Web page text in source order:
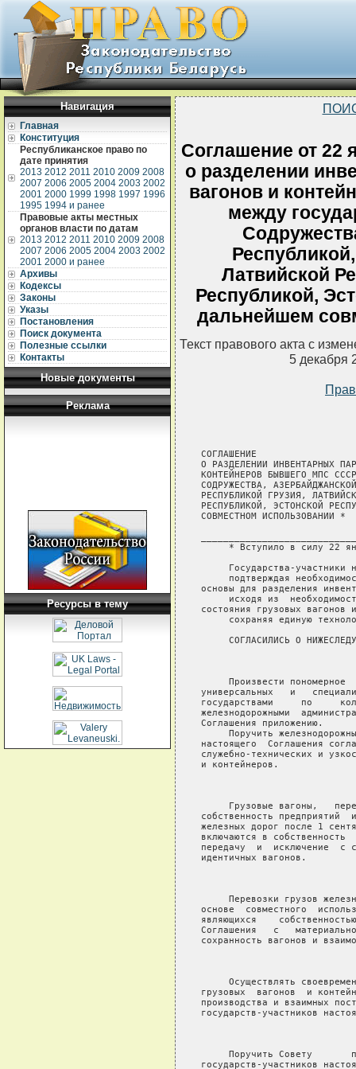
Навигация
Главная
Конституция
Республиканское право по
дате принятия
2013 2012 2011 2010 2009 2008
2007 2006 2005 2004 2003 2002
2001 2000 1999 1998 1997 1996
1995 1994 и ранее
Правовые акты местных
органов власти по датам
2013 2012 2011 2010 2009 2008
2007 2006 2005 2004 2003 2002
2001 2000 и ранее
Архивы
Кодексы
Законы
Указы
Постановления
Поиск документа
Полезные ссылки
Контакты
Новые документы
Реклама
Ресурсы в тему
Соглашение от 22
о разделении
вагонов и
между
Латвийской
Республикой,
дальнейшем
Текст правового акта с
5 декабря
СОГЛАШЕНИЕ
О РАЗДЕЛЕНИИ ИНВЕНТАРНЫХ
КОНТЕЙНЕРОВ БЫВШЕГО МПС
СОДРУЖЕСТВА,
РЕСПУБЛИКОЙ ГРУЗИЯ,
РЕСПУБЛИКОЙ, ЭСТОНСКОЙ
СОВМЕСТНОМ ИСПОЛЬЗОВАНИИ *
* Вступило в силу 22
Государства-участники
подтверждая
основы для разделения
исходя из
состояния грузовых вагонов
сохраняя единую
СОГЛАСИЛИСЬ О
Произвести пономерное
универсальных   и
государствами     по
железнодорожными
Соглашения приложению.
Поручить
настоящего  Соглашения
служебно-технических и
и контейнеров.
Грузовые вагоны,
собственность предприятий
железных дорог после 1
включаются в
передачу  и  исключение  с
идентичных вагонов.
Перевозки грузов
основе  совместного
являющихся
Соглашения   с
сохранность вагонов и
Осуществлять
грузовых  вагонов  и
производства и взаимных
государств-участников
Поручить Совету
государств-участников